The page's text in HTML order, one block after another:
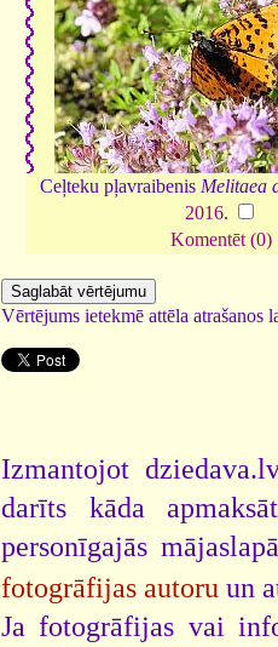
Ceļteku pļavraibenis Melitaea
2016.
Komentēt (0)
Vērtējums ietekmē attēla atrašanos
Izmantojot
darīts kāda
personīgajās
fotogrāfijas autoru un
Ja fotogrāfijas vai